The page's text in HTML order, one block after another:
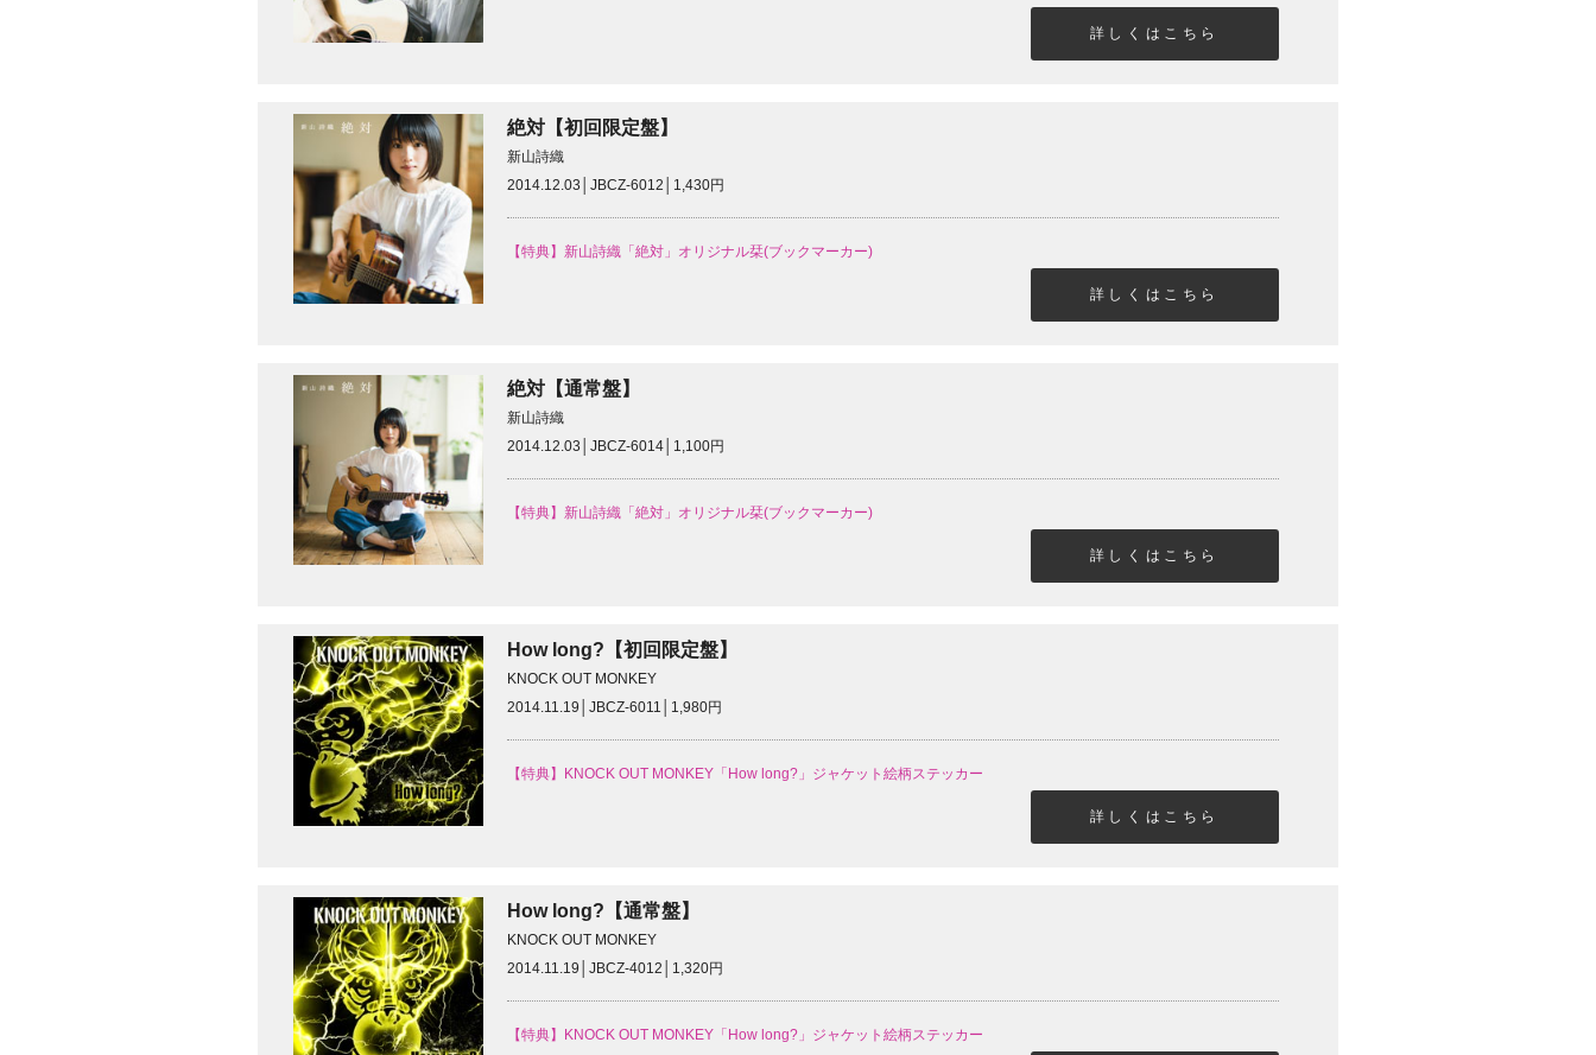
詳しくはこちら
絶対【初回限定盤】
新山詩織
2014.12.03│JBCZ-6012│1,430円
【特典】新山詩織「絶対」オリジナル栞(ブックマーカー)
詳しくはこちら
絶対【通常盤】
新山詩織
2014.12.03│JBCZ-6014│1,100円
【特典】新山詩織「絶対」オリジナル栞(ブックマーカー)
詳しくはこちら
How long?【初回限定盤】
KNOCK OUT MONKEY
2014.11.19│JBCZ-6011│1,980円
【特典】KNOCK OUT MONKEY「How long?」ジャケット絵柄ステッカー
詳しくはこちら
How long?【通常盤】
KNOCK OUT MONKEY
2014.11.19│JBCZ-4012│1,320円
【特典】KNOCK OUT MONKEY「How long?」ジャケット絵柄ステッカー